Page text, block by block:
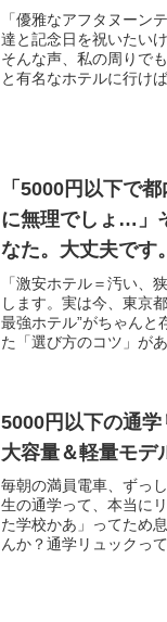
「優雅なアフタヌー
達と記念日を祝いたい
そんな声、私の周りで
と有名なホテルに行け
「5000円以下で
に無理でしょ…」
なた。大丈夫です
「激安ホテル＝汚い、
します。実は今、東京
最強ホテル”がちゃんと
た「選び方のコツ」が
5000円以下の通
大容量＆軽量モデ
毎朝の満員電車、ずっ
生の通学って、本当に
た学校かあ」ってため
んか？通学リュックっ